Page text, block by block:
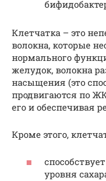
Клетчатка – это
волокна, которые
нормального
желудок, волокна
насыщения (это
продвигаются по
его и обеспечивая
Кроме этого,
уровня